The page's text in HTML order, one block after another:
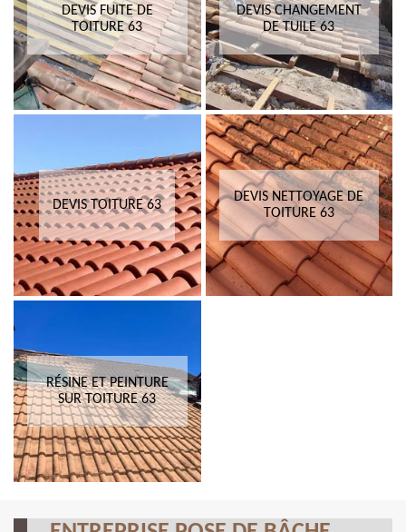
DEVIS FUITE DE
TOITURE 63
DEVIS CHANGEMENT
DE TUILE 63
DEVIS TOITURE 63
DEVIS NETTOYAGE DE
TOITURE 63
RÉSINE ET PEINTURE
SUR TOITURE 63